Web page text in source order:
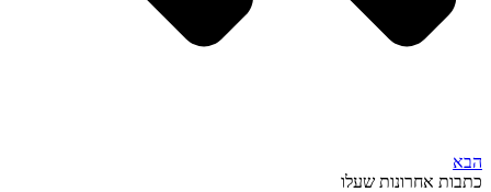
הבא
כתבות אחרונות שעלו